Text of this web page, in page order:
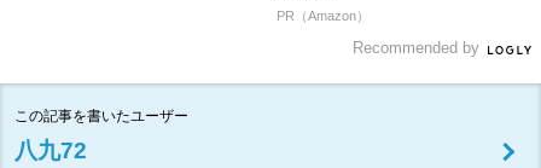
PR（Amazon）
Recommended by
この記事を書いたユーザー
八九72